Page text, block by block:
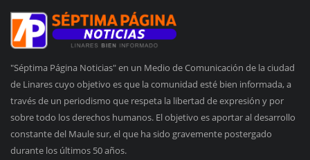
"Séptima Página Noticias" en un Medio de Comunicación de la ciudad
de Linares cuyo objetivo es que la comunidad esté bien informada, a
través de un periodismo que respeta la libertad de expresión y por
sobre todo los derechos humanos. El objetivo es aportar al desarrollo
constante del Maule sur, el que ha sido gravemente postergado
durante los últimos 50 años.